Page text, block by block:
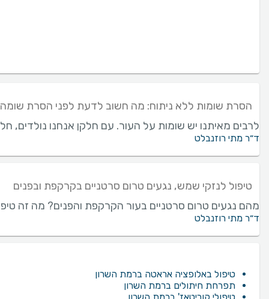
הסרת שומות ללא ניתוח: מה חשוב לדעת לפני הסרת
לרבים מאיתנו יש שומות על העור. עם חלקן אנחנו נולדים,
ד״ר מתי רוזנבלט
טיפול לנזקי שמש, נגעים טרום סרטניים בקרקפת ובפנים
מהם נגעים טרום סרטניים בעור הקרקפת והפנים? מה זה
ד״ר מתי רוזנבלט
טיפול באלופציה אראטה ברמת השרון
תפרחת חיתולים ברמת השרון
טיפולי קוריטאז' ברמת השרון